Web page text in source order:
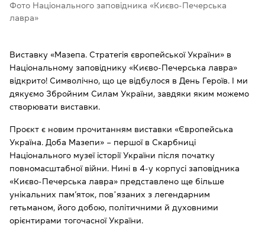
Фото Національного заповідника «Києво-Печерська
лавра»
Виставку «Мазепа. Стратегія європейської України» в
Національному заповіднику «Києво-Печерська лавра»
відкрито! Символічно, що це відбулося в День Героїв. І ми
дякуємо Збройним Силам України, завдяки яким можемо
створювати виставки.
Проєкт є новим прочитанням виставки «Європейська
Україна. Доба Мазепи» – першої в Скарбниці
Національного музеї історії України після початку
повномасштабної війни. Нині в 4-у корпусі заповідника
«Києво-Печерська лавра» представлено ще більше
унікальних пам’яток, повʼязаних з легендарним
гетьманом, його добою, політичними й духовними
орієнтирами тогочасної України.